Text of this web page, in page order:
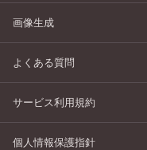
画像生成
よくある質問
サービス利用規約
個人情報保護指針